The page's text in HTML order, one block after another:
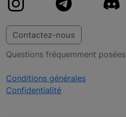
Contactez-nous
Questions fréquemment posées
Conditions générales
Confidentialité